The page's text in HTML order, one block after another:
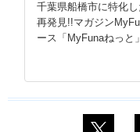
千葉県船橋市に特化
再発見!!マガジン
ース「MyFunaねっと